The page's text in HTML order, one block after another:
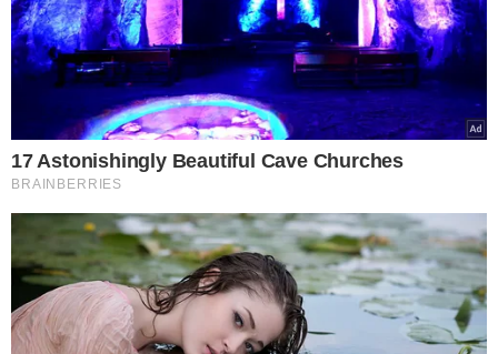
sexto andar de um prédio em São Paulo, após ter sido
jogada do apartamento pelo próprio pai, Alexandre
Nardoni, e por sua madrasta, Anna Carolina Jatobá. O
casal foi condenado pelo homicídio da menina em um
julgamento amplamente acompanhado pela sociedade.